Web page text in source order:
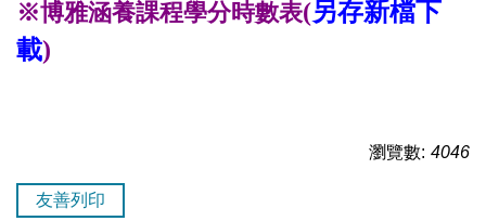
※博雅涵養課程學分時數表(另存新檔下
載)
瀏覽數: 4046
友善列印